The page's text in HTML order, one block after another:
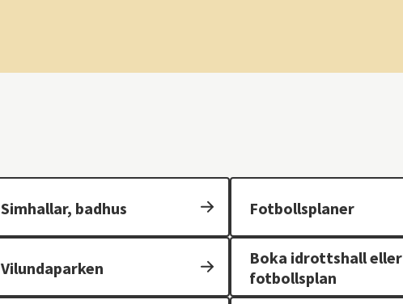
Simhallar, badhus Fotbollsplaner
Vilundaparken
Boka idrottshall eller
fotbollsplan